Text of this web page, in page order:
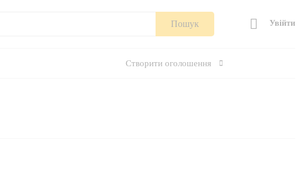
Пошук Увійти
Створити оголошення